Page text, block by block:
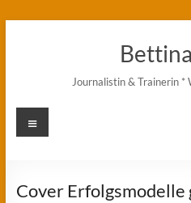
Journalistin & Trainerin
Menü
Cover Erfolgsmodelle